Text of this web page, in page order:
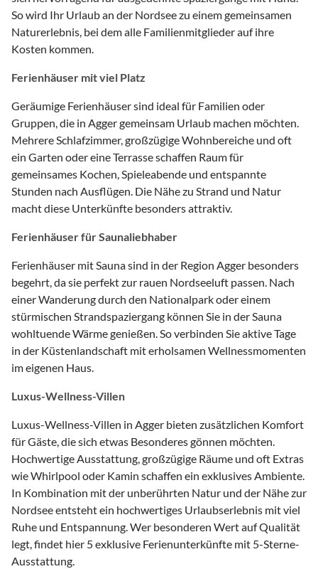
So wird Ihr Urlaub an der Nordsee zu einem gemeinsamen
Naturerlebnis, bei dem alle Familienmitglieder auf ihre
Kosten kommen.
Ferienhäuser mit viel Platz
Geräumige Ferienhäuser sind ideal für Familien oder
Gruppen, die in Agger gemeinsam Urlaub machen möchten.
Mehrere Schlafzimmer, großzügige Wohnbereiche und oft
ein Garten oder eine Terrasse schaffen Raum für
gemeinsames Kochen, Spieleabende und entspannte
Stunden nach Ausflügen. Die Nähe zu Strand und Natur
macht diese Unterkünfte besonders attraktiv.
Ferienhäuser für Saunaliebhaber
Ferienhäuser mit Sauna sind in der Region Agger besonders
begehrt, da sie perfekt zur rauen Nordseeluft passen. Nach
einer Wanderung durch den Nationalpark oder einem
stürmischen Strandspaziergang können Sie in der Sauna
wohltuende Wärme genießen. So verbinden Sie aktive Tage
in der Küstenlandschaft mit erholsamen Wellnessmomenten
im eigenen Haus.
Luxus-Wellness-Villen
Luxus-Wellness-Villen in Agger bieten zusätzlichen Komfort
für Gäste, die sich etwas Besonderes gönnen möchten.
Hochwertige Ausstattung, großzügige Räume und oft Extras
wie Whirlpool oder Kamin schaffen ein exklusives Ambiente.
In Kombination mit der unberührten Natur und der Nähe zur
Nordsee entsteht ein hochwertiges Urlaubserlebnis mit viel
Ruhe und Entspannung. Wer besonderen Wert auf Qualität
legt, findet hier 5 exklusive Ferienunterkünfte mit 5-Sterne-
Ausstattung.